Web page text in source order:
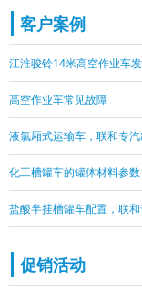
客户案例
江淮骏铃14米高空作业车
高空作业车常见故障
液氯厢式运输车，联和专
化工槽罐车的罐体材料参
盐酸半挂槽罐车配置，联
促销活动